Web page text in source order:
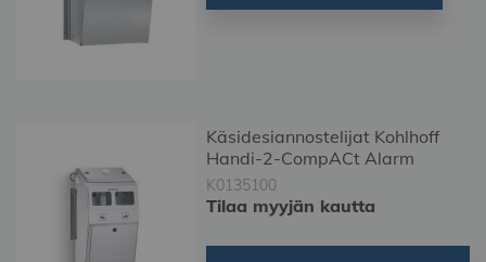
Käsidesiannostelijat Kohlhoff
Handi-2-CompACt Alarm
K0135100
Tilaa myyjän kautta